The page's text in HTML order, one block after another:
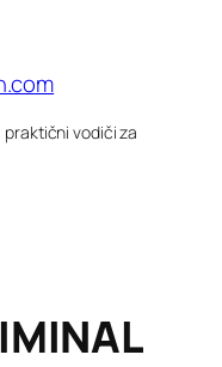
vodiči za